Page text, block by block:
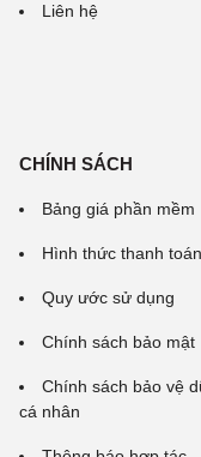
Liên hệ
CHÍNH SÁCH
Bảng giá phần mềm
Hình thức thanh toán
Quy ước sử dụng
Chính sách bảo mật
Chính sách bảo vệ
cá nhân